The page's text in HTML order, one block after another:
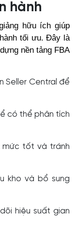
hành
hữu ích giúp
tối ưu. Đây là
nền tảng FBA
Seller Central để
có thể phân tích
tốt và tránh
kho và bổ sung
hiệu suất gian